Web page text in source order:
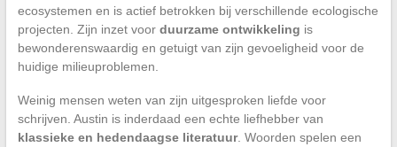
ecosystemen en is actief betrokken bij verschillende ecologische
projecten. Zijn inzet voor duurzame ontwikkeling is
bewonderenswaardig en getuigt van zijn gevoeligheid voor de
huidige milieuproblemen.
Weinig mensen weten van zijn uitgesproken liefde voor
schrijven. Austin is inderdaad een echte liefhebber van
klassieke en hedendaagse literatuur. Woorden spelen een